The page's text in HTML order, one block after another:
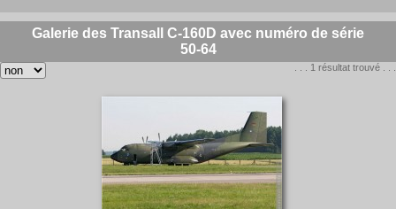
Galerie des Transall C-160D avec numéro de série
50-64
. . . 1 résultat trouvé . . .